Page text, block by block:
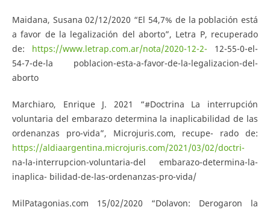
Maidana, Susana 02/12/2020 “El 54,7% de la población está
a favor de la legalización del aborto”, Letra P, recuperado
de: https://www.letrap.com.ar/nota/2020-12-2- 12-55-0-el-
54-7-de-la poblacion-esta-a-favor-de-la-legalizacion-del-
aborto
Marchiaro, Enrique J. 2021 “#Doctrina La interrupción
voluntaria del embarazo determina la inaplicabilidad de las
ordenanzas pro-vida”, Microjuris.com, recupe- rado de:
https://aldiaargentina.microjuris.com/2021/03/02/doctri-
na-la-interrupcion-voluntaria-del embarazo-determina-la-
inaplica- bilidad-de-las-ordenanzas-pro-vida/
MilPatagonias.com 15/02/2020 “Dolavon: Derogaron la